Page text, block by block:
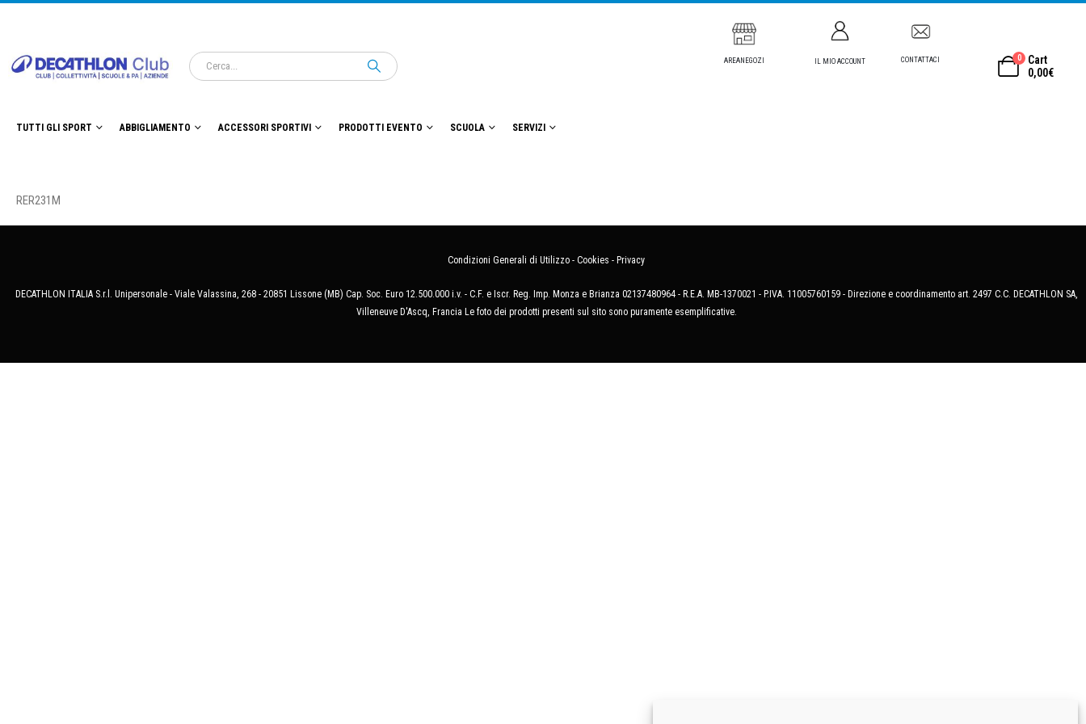
AREANEGOZI IL MIO ACCOUNT CONTATTACI 0
Cart
0,00€
TUTTI GLI SPORT ABBIGLIAMENTO ACCESSORI SPORTIVI PRODOTTI EVENTO SCUOLA SERVIZI
RER231M
Condizioni Generali di Utilizzo - Cookies - Privacy
DECATHLON ITALIA S.r.l. Unipersonale - Viale Valassina, 268 - 20851 Lissone (MB) Cap. Soc. Euro 12.500.000 i.v. - C.F. e Iscr. Reg. Imp. Monza e Brianza 02137480964 - R.E.A. MB-1370021 - P.IVA. 11005760159 - Direzione e coordinamento art. 2497 C.C. DECATHLON SA,
Villeneuve D'Ascq, Francia Le foto dei prodotti presenti sul sito sono puramente esemplificative.